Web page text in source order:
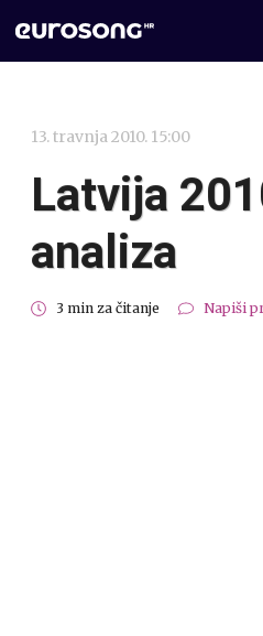
13. travnja 2010. 15:00
Latvija
analiza
3 min za čitanje Napiši